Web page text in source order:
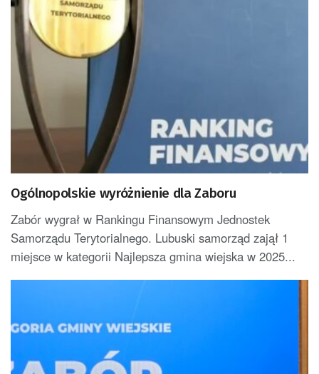
Ogólnopolskie wyróżnienie dla Zaboru
Zabór wygrał w Rankingu Finansowym Jednostek
Samorządu Terytorialnego. Lubuski samorząd zajął 1
miejsce w kategorii Najlepsza gmina wiejska w 2025...